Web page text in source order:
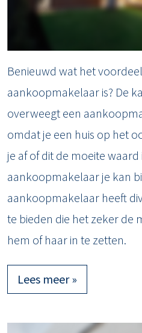
Benieuwd wat het
aankoopmakelaar is? De
overweegt een
omdat je een huis op het
je af of dit de moeite waard
aankoopmakelaar je kan
aankoopmakelaar heeft
te bieden die het zeker de
hem of haar in te zetten.
Lees meer »